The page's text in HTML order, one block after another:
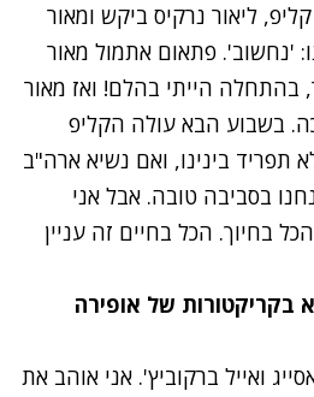
ליאור נרקיס ביקש ומאור
'נחשוב'. פתאום אתמול מאור
בהתחלה הייתי בהלם! ואז מאור
בשבוע הבא עולה הקליפ
תפריד בינינו, ואם נשיא ארה"ב
בסביבה טובה. אבל אני
בחיוך. הכל בחיים זה עניין
בקריקטורות של אופירה
ואייל ברקוביץ'. אני אוהב את